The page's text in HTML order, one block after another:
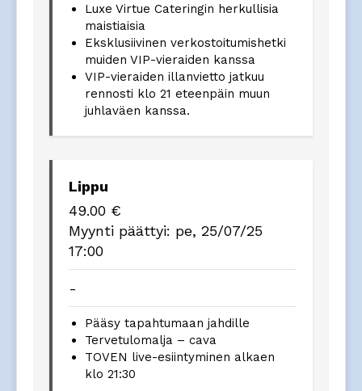
Luxe Virtue Cateringin herkullisia
maistiaisia
Eksklusiivinen verkostoitumishetki
muiden VIP-vieraiden kanssa
VIP-vieraiden illanvietto jatkuu
rennosti klo 21 eteenpäin muun
juhlaväen kanssa.
Lippu
49.00 €
Myynti päättyi: pe, 25/07/25
17:00
-
Pääsy tapahtumaan jahdille
Tervetulomalja – cava
TOVEN live-esiintyminen alkaen
klo 21:30